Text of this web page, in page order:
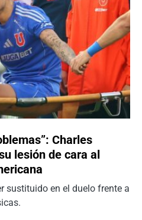
Charles
lesión de cara al
sustituido en el duelo frente a